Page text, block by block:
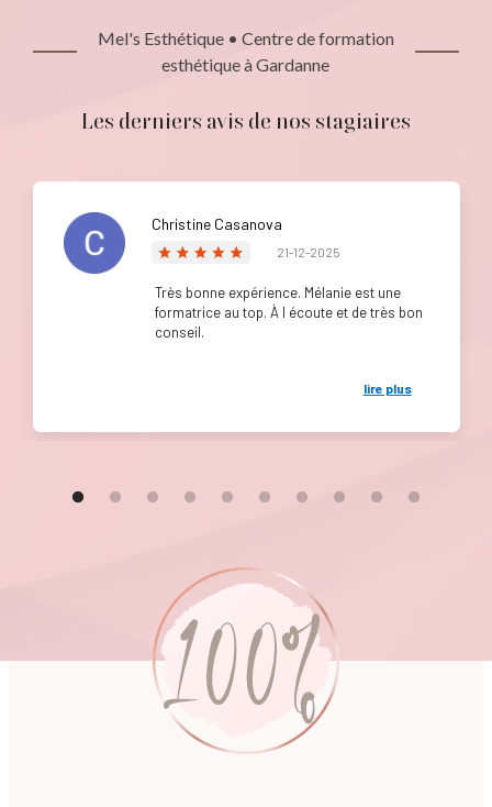
Mel's Esthétique • Centre de formation
esthétique à Gardanne
Les derniers avis de nos stagiaires
Christine Casanova
21-12-2025
Très bonne expérience. Mélanie est une
formatrice au top. À l écoute et de très bon
conseil.
lire plus